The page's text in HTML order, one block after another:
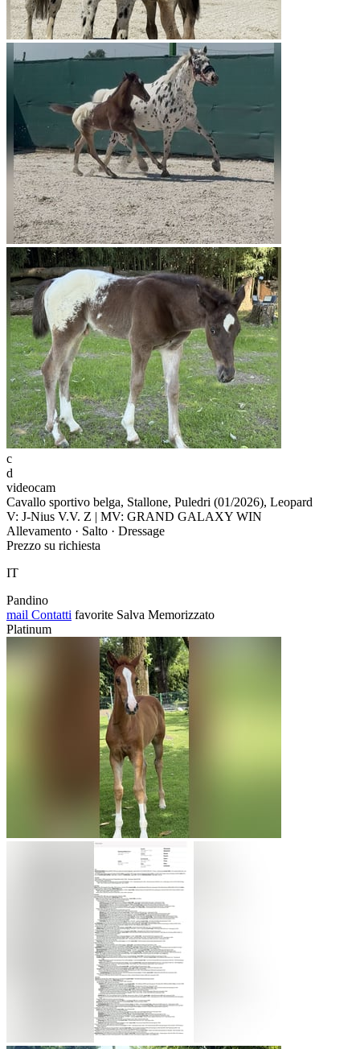
c
d
videocam
Cavallo sportivo belga, Stallone, Puledri (01/2026), Leopard
V: J-Nius V.V. Z | MV: GRAND GALAXY WIN
Allevamento · Salto · Dressage
Prezzo su richiesta
IT
Pandino
mail Contatti favorite Salva Memorizzato
Platinum